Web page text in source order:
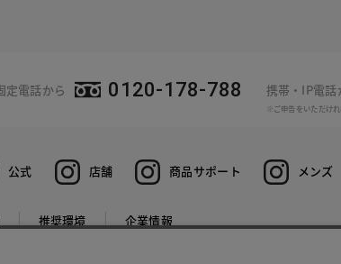
定電話から 0120-178-788 携帯・IP電話
※ご申告をいただけ
公式 店舗 商品サポート メンズ
推奨環境 企業情報